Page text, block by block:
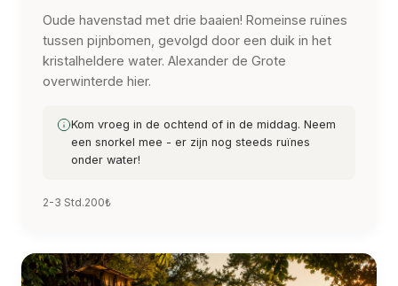
Oude havenstad met drie baaien! Romeinse ruïnes
tussen pijnbomen, gevolgd door een duik in het
kristalheldere water. Alexander de Grote
overwinterde hier.
Kom vroeg in de ochtend of in de middag. Neem
een snorkel mee - er zijn nog steeds ruïnes
onder water!
2-3 Std.200₺